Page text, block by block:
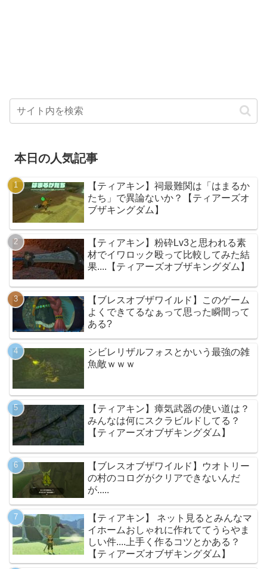
本日の人気記事
【ティアキン】祠最難関は「はまるか
たち」で異論ないか？【ティアーズオ
ブザキングダム】
【ティアキン】粉砕Lv3と思われる素
材でイワロック殴って比較してみた結
果....【ティアーズオブザキングダム】
【ブレスオブザワイルド】このゲーム
よくできてるなぁって思った瞬間って
ある?
シビレリザルフォスとかいう最強の雑
魚敵ｗｗｗ
【ティアキン】瘴気武器の使い道は？
みんなは何にスクラビルドしてる？
【ティアーズオブザキングダム】
【ブレスオブザワイルド】ウオトリー
の村のコログがクリアできないんだ
が.....
【ティアキン】 ネット見るとみんなマ
イホームおしゃれに作れててうらやま
しい件....上手く作るコツとかある？
【ティアーズオブザキングダム】